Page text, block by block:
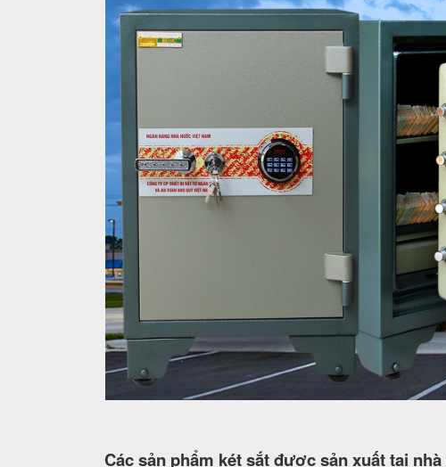
Các sản phẩm két sắt được sản xuất tại